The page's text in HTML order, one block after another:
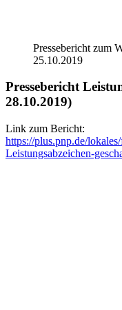
Pressebericht zum
25.10.2019
Pressebericht
28.10.2019)
Link zum Bericht:
https://plus.pnp.de/
Leistungsabzeichen-